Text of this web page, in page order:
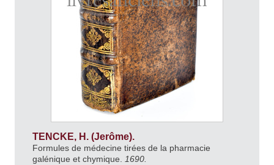
TENCKE, H. (Jerôme).
Formules de médecine tirées de la pharmacie
galénique et chymique. 1690.